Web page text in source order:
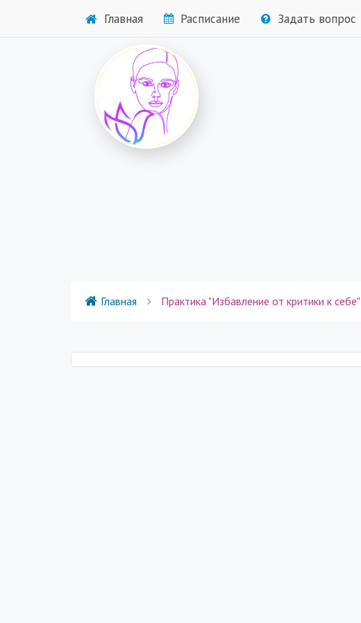
Главная Расписание Задать вопрос
Главная Практика "Избавление от критики к себе"